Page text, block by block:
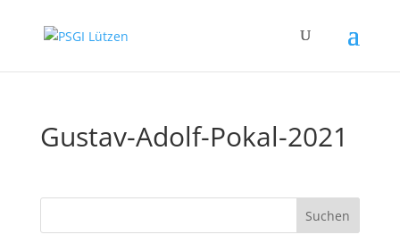
Gustav-Adolf-Pokal-2021